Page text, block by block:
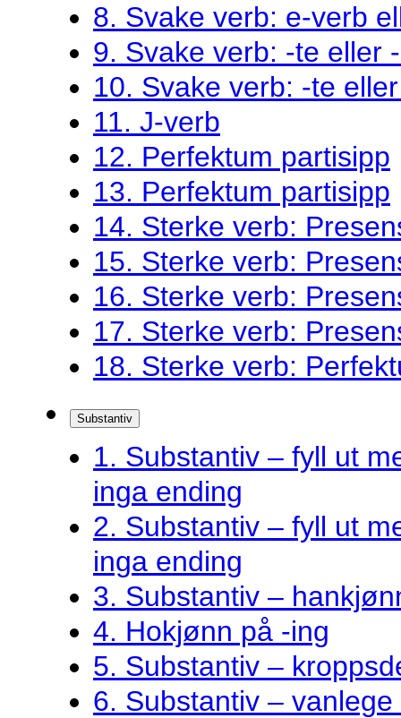
8. Svake verb: e-verb
9. Svake verb: -te eller
10. Svake verb: -te
11. J-verb
12. Perfektum partisipp
13. Perfektum partisipp
14. Sterke verb:
15. Sterke verb:
16. Sterke verb:
17. Sterke verb:
18. Sterke verb:
Substantiv
1. Substantiv – fyll ut
inga ending
2. Substantiv – fyll ut
inga ending
3. Substantiv –
4. Hokjønn på -ing
5. Substantiv –
6. Substantiv –